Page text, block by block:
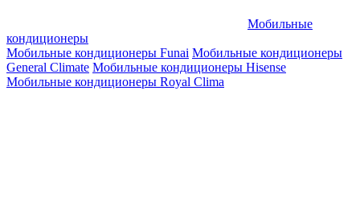
Мобильные
кондиционеры
Мобильные кондиционеры Funai Мобильные кондиционеры
General Climate Мобильные кондиционеры Hisense
Мобильные кондиционеры Royal Clima